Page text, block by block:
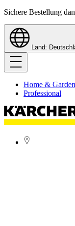
Sichere Bestellung
Land:
Home & Garden
Professional